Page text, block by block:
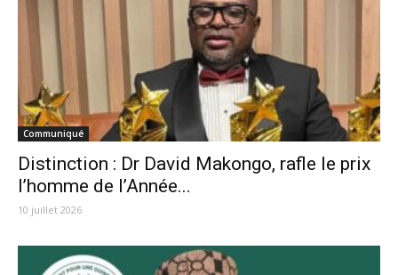
Communiqué
Distinction : Dr David Makongo, rafle le prix
l’homme de l’Année...
10 juillet 2026